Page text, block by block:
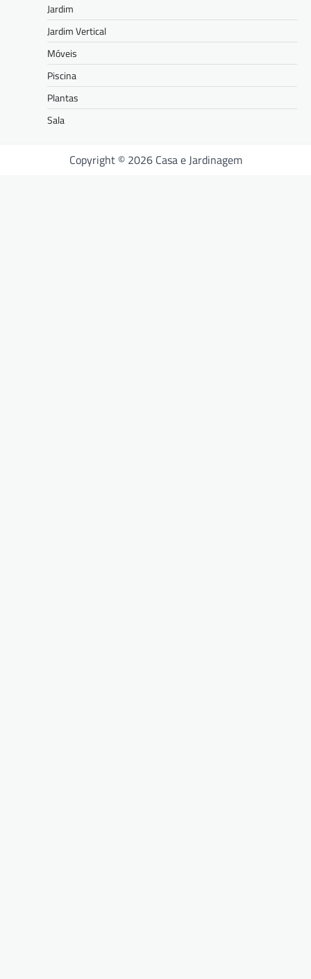
Jardim
Jardim Vertical
Móveis
Piscina
Plantas
Sala
Copyright © 2026 Casa e Jardinagem